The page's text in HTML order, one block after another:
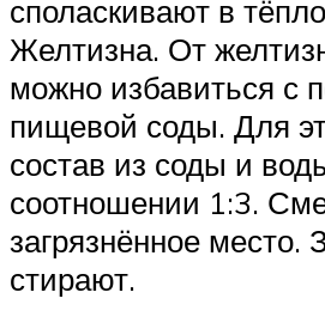
споласкивают в
Желтизна. От
можно избавиться с
пищевой соды. Для
состав из соды и
соотношении 1:3.
загрязнённое место.
стирают.